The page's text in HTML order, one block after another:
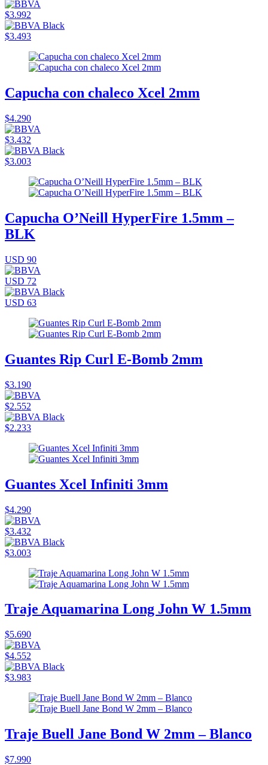
$3.992
$3.493
Capucha con chaleco Xcel 2mm
$4.290
$3.432
$3.003
Capucha O’Neill HyperFire 1.5mm –
BLK
USD 90
USD 72
USD 63
Guantes Rip Curl E-Bomb 2mm
$3.190
$2.552
$2.233
Guantes Xcel Infiniti 3mm
$4.290
$3.432
$3.003
Traje Aquamarina Long John W 1.5mm
$5.690
$4.552
$3.983
Traje Buell Jane Bond W 2mm – Blanco
$7.990